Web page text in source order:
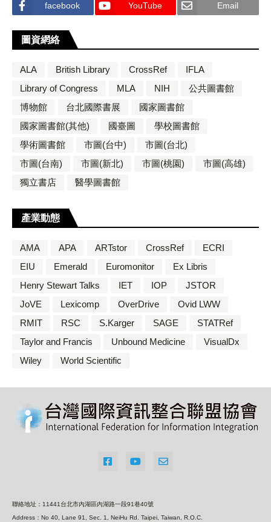
facebook YouTube Email
圖資網絡
ALA British Library CrossRef
IFLA
Library of Congress
MLA NIH
公共圖書館
博物館
台北國際書展
國家圖書館
國家圖書館(其他)
國臺圖
學校圖書館
學術圖書館
市圖(台中)
市圖(台北)
市圖(台南)
市圖(新北) 市圖(桃園)
市圖(高雄)
獨立書店
醫學圖書館
產業動態
AMA APA ARTstor CrossRef
ECRI
EIU
Emerald Euromonitor
Ex Libris
Henry Stewart Talks
IET IOP
JSTOR
JoVE
Lexicomp OverDrive
Ovid LWW
RMIT
RSC S.Karger SAGE
STATRef
Taylor and Francis
Unbound Medicine
VisualDx
Wiley
World Scientific
聯絡地址：11441台北市內湖區內湖路一段91巷40號
Address：No 40, Lane 91, Sec. 1, NeiHu Rd. Taipei, Taiwan, R.O.C.